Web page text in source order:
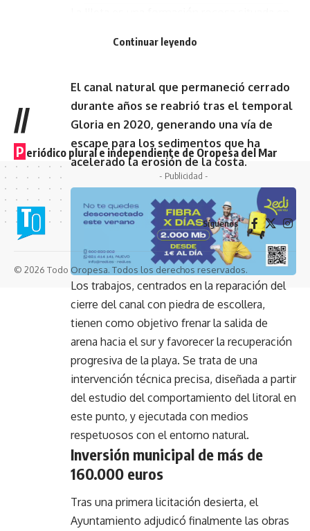
más de tres décadas, sufre una pérdida
El canal natural que permaneció cerrado
durante años se reabrió tras el temporal
Gloria en 2020, generando una vía de
escape para los sedimentos que ha
acelerado la erosión de la costa.
- Publicidad -
Los trabajos, centrados en la reparación del
cierre del canal con piedra de escollera,
tienen como objetivo frenar la salida de
arena hacia el sur y favorecer la recuperación
progresiva de la playa. Se trata de una
intervención técnica precisa, diseñada a partir
del estudio del comportamiento del litoral en
este punto, y ejecutada con medios
respetuosos con el entorno natural.
Inversión municipal de más de
160.000 euros
Tras una primera licitación desierta, el
Ayuntamiento adjudicó finalmente las obras
Continuar leyendo
//
P eriódico plural e independiente de Oropesa del Mar
Síguenos
© 2026 Todo Oropesa. Todos los derechos reservados.